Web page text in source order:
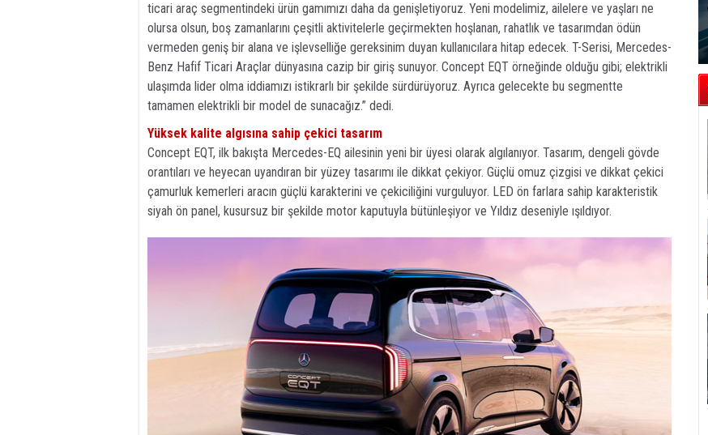
ticari araç segmentindeki ürün gamımızı daha da genişletiyoruz. Yeni modelimiz, ailelere ve yaşları ne
olursa olsun, boş zamanlarını çeşitli aktivitelerle geçirmekten hoşlanan, rahatlık ve tasarımdan ödün
vermeden geniş bir alana ve işlevselliğe gereksinim duyan kullanıcılara hitap edecek. T-Serisi, Mercedes-
Benz Hafif Ticari Araçlar dünyasına cazip bir giriş sunuyor. Concept EQT örneğinde olduğu gibi; elektrikli
ulaşımda lider olma iddiamızı istikrarlı bir şekilde sürdürüyoruz. Ayrıca gelecekte bu segmentte
tamamen elektrikli bir model de sunacağız.” dedi.
Yüksek kalite algısına sahip çekici tasarım
Concept EQT, ilk bakışta Mercedes-EQ ailesinin yeni bir üyesi olarak algılanıyor. Tasarım, dengeli gövde
orantıları ve heyecan uyandıran bir yüzey tasarımı ile dikkat çekiyor. Güçlü omuz çizgisi ve dikkat çekici
çamurluk kemerleri aracın güçlü karakterini ve çekiciliğini vurguluyor. LED ön farlara sahip karakteristik
siyah ön panel, kusursuz bir şekilde motor kaputuyla bütünleşiyor ve Yıldız deseniyle ışıldıyor.